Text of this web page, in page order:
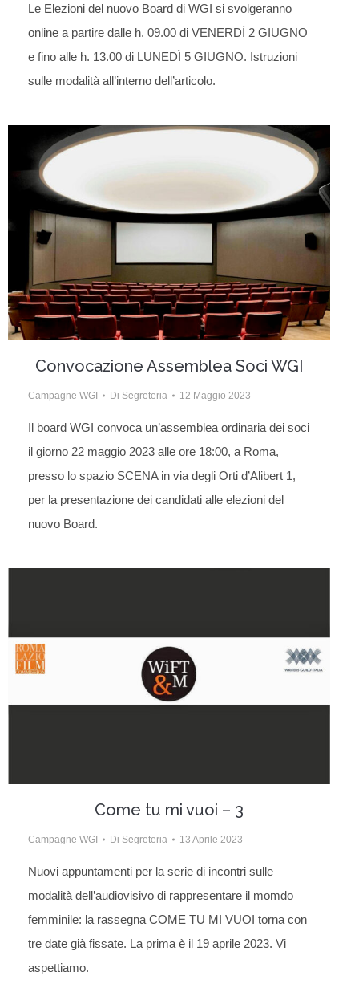
Le Elezioni del nuovo Board di WGI si svolgeranno
online a partire dalle h. 09.00 di VENERDÌ 2 GIUGNO
e fino alle h. 13.00 di LUNEDÌ 5 GIUGNO. Istruzioni
sulle modalità all’interno dell’articolo.
Convocazione Assemblea Soci WGI
Campagne WGI Di Segreteria 12 Maggio 2023
Il board WGI convoca un’assemblea ordinaria dei soci
il giorno 22 maggio 2023 alle ore 18:00, a Roma,
presso lo spazio SCENA in via degli Orti d’Alibert 1,
per la presentazione dei candidati alle elezioni del
nuovo Board.
Come tu mi vuoi – 3
Campagne WGI Di Segreteria 13 Aprile 2023
Nuovi appuntamenti per la serie di incontri sulle
modalità dell’audiovisivo di rappresentare il momdo
femminile: la rassegna COME TU MI VUOI torna con
tre date già fissate. La prima è il 19 aprile 2023. Vi
aspettiamo.